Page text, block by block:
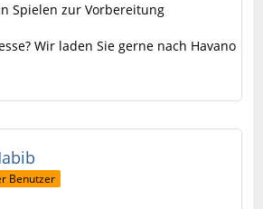
Spielen zur Vorbereitung
Wir laden Sie gerne nach Havano
Benutzer